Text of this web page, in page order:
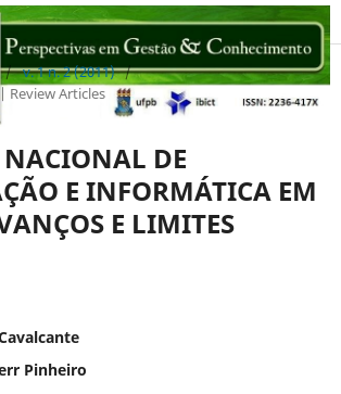
/ v. 1 n. 2 (2011) /
Review Articles
DE
E INFORMÁTICA EM
E LIMITES
Pinheiro